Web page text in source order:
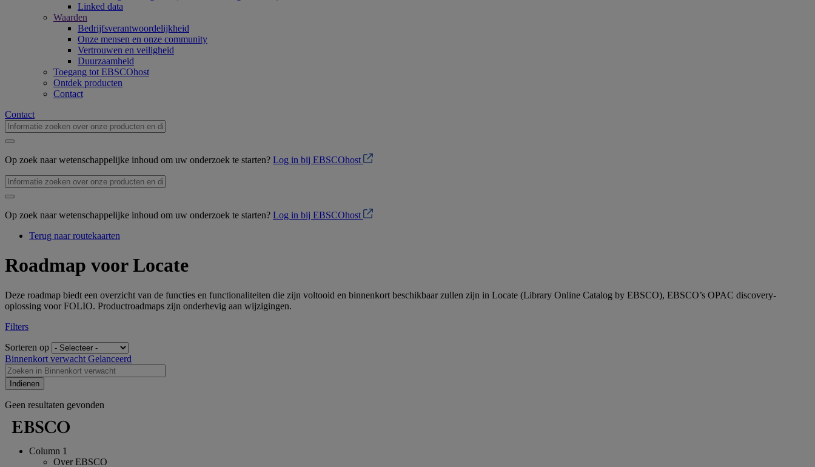
Linked data
Waarden
Bedrijfsverantwoordelijkheid
Onze mensen en onze community
Vertrouwen en veiligheid
Duurzaamheid
Toegang tot EBSCOhost
Ontdek producten
Contact
Contact
Op zoek naar wetenschappelijke inhoud om uw onderzoek te starten? Log in bij EBSCOhost
Op zoek naar wetenschappelijke inhoud om uw onderzoek te starten? Log in bij EBSCOhost
Terug naar routekaarten
Roadmap voor Locate
Deze roadmap biedt een overzicht van de functies en functionaliteiten die zijn voltooid en binnenkort beschikbaar zullen zijn in Locate (Library Online Catalog by EBSCO), EBSCO’s OPAC discovery-
oplossing voor FOLIO. Productroadmaps zijn onderhevig aan wijzigingen.
Filters
Sorteren op
Binnenkort verwacht Gelanceerd
Indienen
Geen resultaten gevonden
Column 1
Over EBSCO